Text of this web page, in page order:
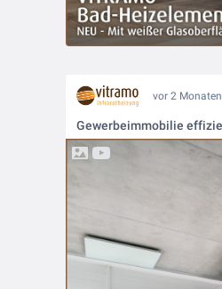
vor 2 Monaten